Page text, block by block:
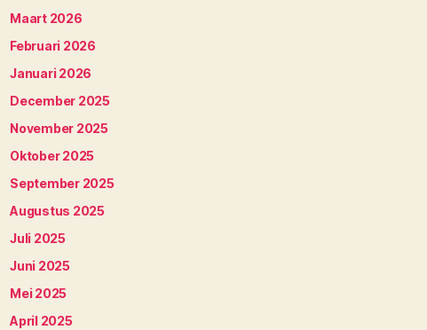
Maart 2026
Februari 2026
Januari 2026
December 2025
November 2025
Oktober 2025
September 2025
Augustus 2025
Juli 2025
Juni 2025
Mei 2025
April 2025